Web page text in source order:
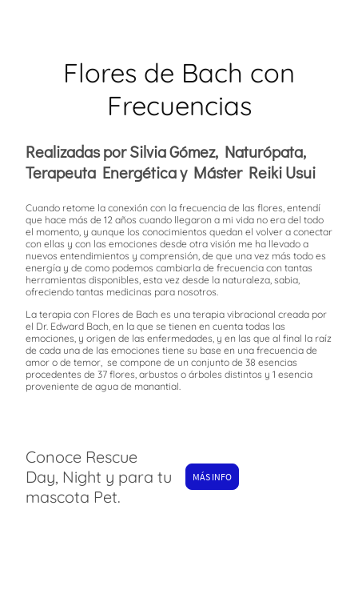
Flores de Bach con
Frecuencias
Realizadas por Silvia Gómez, Naturópata,
Terapeuta Energética y Máster Reiki Usui
Cuando retome la conexión con la frecuencia de las flores, entendí
que hace más de 12 años cuando llegaron a mi vida no era del todo
el momento, y aunque los conocimientos quedan el volver a conectar
con ellas y con las emociones desde otra visión me ha llevado a
nuevos entendimientos y comprensión, de que una vez más todo es
energía y de como podemos cambiarla de frecuencia con tantas
herramientas disponibles, esta vez desde la naturaleza, sabia,
ofreciendo tantas medicinas para nosotros.
La terapia con Flores de Bach es una terapia vibracional creada por
el Dr. Edward Bach, en la que se tienen en cuenta todas las
emociones, y origen de las enfermedades, y en las que al final la raíz
de cada una de las emociones tiene su base en una frecuencia de
amor o de temor, se compone de un conjunto de 38 esencias
procedentes de 37 flores, arbustos o árboles distintos y 1 esencia
proveniente de agua de manantial.
Conoce Rescue
Day, Night y para tu
mascota Pet.
MÁS INFO